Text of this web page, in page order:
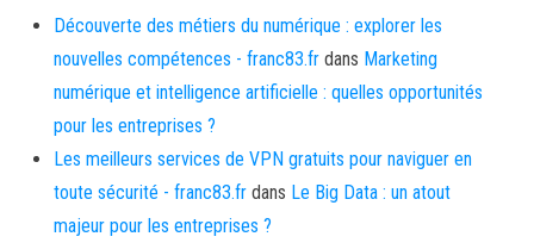
Découverte des métiers du numérique : explorer les
nouvelles compétences - franc83.fr dans Marketing
numérique et intelligence artificielle : quelles opportunités
pour les entreprises ?
Les meilleurs services de VPN gratuits pour naviguer en
toute sécurité - franc83.fr dans Le Big Data : un atout
majeur pour les entreprises ?